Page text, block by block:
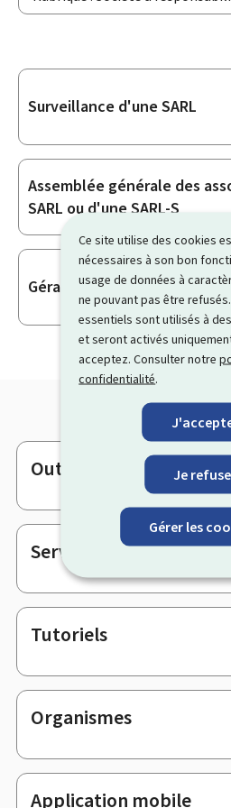
Ce site utilise des cookies
nécessaires à son bon
usage de données à
ne pouvant pas être
essentiels sont utilisés à
et seront activés
acceptez. Consulter notre
confidentialité.
Je refuse
Gérer les
Sous-
Surveillance d'une SARL
Assemblée générale des
SARL ou d'une SARL-S
Gérance d'une SARL
Pied
de
page
Outils
Services en ligne &
Tutoriels
Organismes
Application mobile